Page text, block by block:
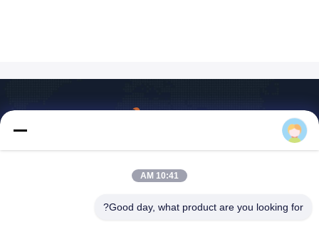
E-Link China Technology Co.,LTD
sales@e-linkchina.com
86-0755-8312-8674
10:41 AM
Good day, what product are you looking for?